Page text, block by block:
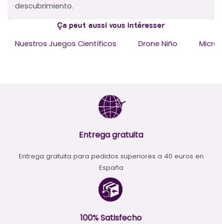
descubrimiento.
Ça peut aussi vous intéresser
Nuestros Juegos Científicos Drone Niño
Entrega gratuita
Entrega gratuita para pedidos superiores a 40 euros en
España
100% Satisfecho